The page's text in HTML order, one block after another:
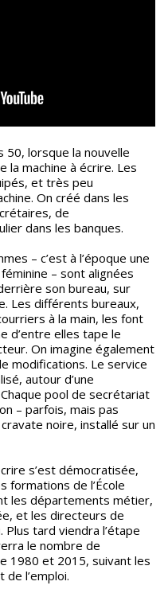
la machine à écrire. Les
et très peu
On créé dans les
de
dans les banques.
– c’est à l’époque une
– sont alignées
son bureau, sur
Les différents bureaux,
à la main, les font
d’entre elles tape le
On imagine également
modifications. Le service
autour d’une
pool de secrétariat
– parfois, mais pas
noire, installé sur un
s’est démocratisée,
formations de l’École
les départements métier,
et les directeurs de
tard viendra l’étape
le nombre de
1980 et 2015, suivant les
l’emploi.